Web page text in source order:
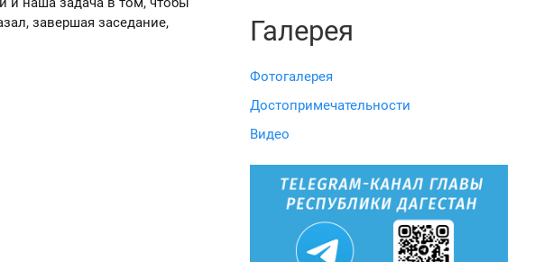
завершая заседание,
Галерея
Фотогалерея
Достопримечательности
Видео